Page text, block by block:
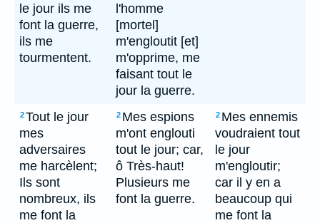
le jour ils me
font la guerre,
ils me
tourmentent.
l'homme
[mortel]
m'engloutit [et]
m'opprime, me
faisant tout le
jour la guerre.
2Tout le jour
mes
adversaires
me harcèlent;
Ils sont
nombreux, ils
me font la
2 Mes espions
m'ont englouti
tout le jour; car,
ô Très-haut!
Plusieurs me
font la guerre.
2 Mes ennemis
voudraient tout
le jour
m'engloutir;
car il y en a
beaucoup qui
me font la